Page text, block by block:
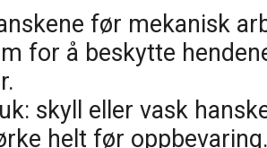
før mekanisk
for å beskytte
skyll eller vask
helt før